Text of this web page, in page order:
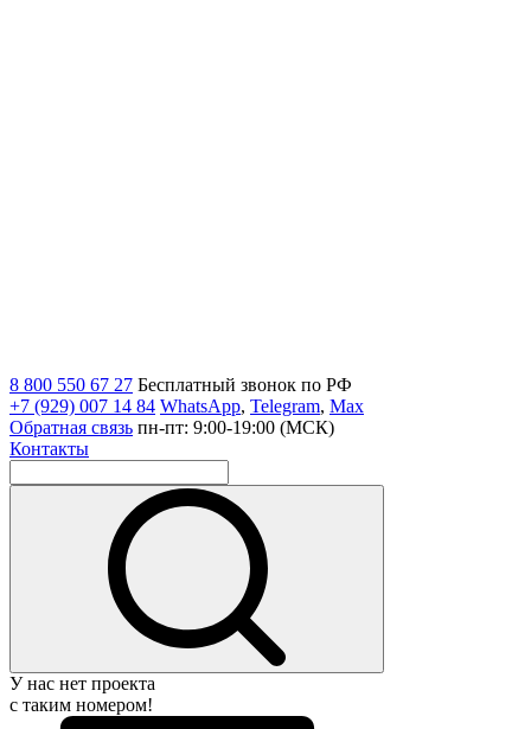
8 800 550 67 27 Бесплатный звонок по РФ
+7 (929) 007 14 84 WhatsApp, Telegram, Max
Обратная связь пн-пт: 9:00-19:00 (МСК)
Контакты
У нас нет проекта
с таким номером!